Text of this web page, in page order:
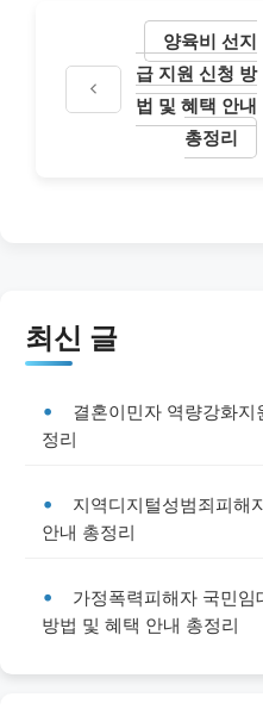
양육비 선지
급 지원 신청 방
법 및 혜택 안내
총정리
최신 글
결혼이민자 역량강화
정리
지역디지털성범죄피해
안내 총정리
가정폭력피해자 국민
방법 및 혜택 안내 총정리